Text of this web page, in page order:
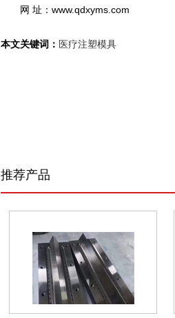
网 址：www.qdxyms.com
本文关键词： 医疗注塑模具
推荐产品